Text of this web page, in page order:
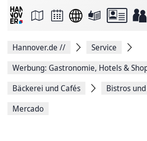
Seite
Facebook
teilen
Seitenlink
Seite
Hannover.de //
Service
Werbung: Gastronomie, Hotels &
Bäckerei und Cafés
Bistros
Mercado